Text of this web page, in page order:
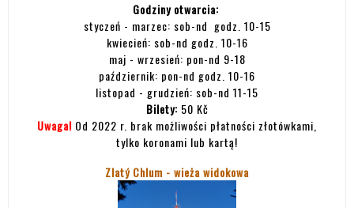
Godziny otwarcia:
styczeń - marzec: sob-nd godz. 10-15
kwiecień: sob-nd godz. 10-16
maj - wrzesień: pon-nd 9-18
październik: pon-nd godz. 10-16
listopad - grudzień: sob-nd 11-15
Bilety: 50 Kč
Uwaga! Od 2022 r. brak możliwości płatności złotówkami,
tylko koronami lub kartą!
Zlatý Chlum - wieża widokowa